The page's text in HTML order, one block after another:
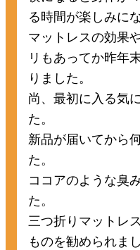
る時間が楽しみに
マットレスの効果
リもあってか昨年
りました。
尚、最初に入る気
た。
新品が届いてから
た。
ココアのような臭
た。
三つ折りマットレ
ものを勧められま